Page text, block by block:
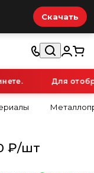
Скачать
Для
₽/шт